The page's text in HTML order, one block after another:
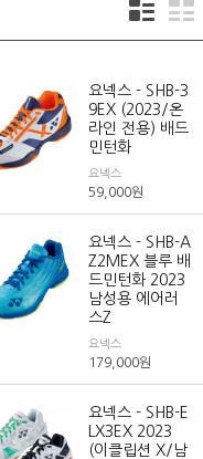
요넥스 - SHB-3
9EX (2023/온
라인 전용) 배드
민턴화
요넥스
59,000원
요넥스 - SHB-A
Z2MEX 블루 배
드민턴화 2023
남성용 에어러
스Z
요넥스
179,000원
요넥스 - SHB-E
LX3EX 2023
(이클립션 X/남